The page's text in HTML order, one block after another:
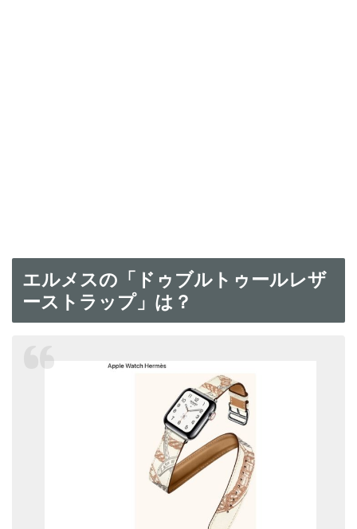
エルメスの「ドゥブルトゥールレザ
ーストラップ」は？